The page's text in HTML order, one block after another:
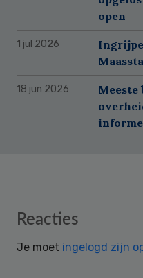
open
1 jul 2026
18 jun 2026
Reader
Reacties
Je moet ingelogd zijn